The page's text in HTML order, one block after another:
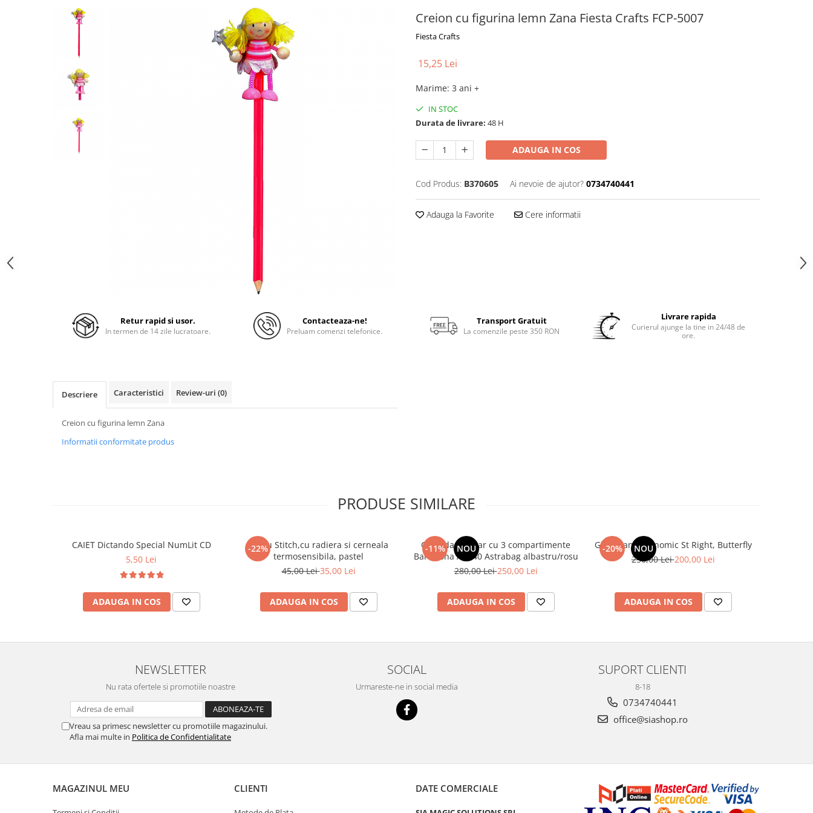
Creion cu figurina lemn Zana Fiesta Crafts FCP-5007
Fiesta Crafts
15,25 Lei
Marime: 3 ani +
IN STOC
Durata de livrare: 48 H
ADAUGA IN COS
Cod Produs: B370605 Ai nevoie de ajutor? 0734740441
Adauga la Favorite Cere informatii
Retur rapid si usor.
In termen de 14 zile lucratoare.
Contacteaza-ne!
Preluam comenzi telefonice.
Transport Gratuit
La comenzile peste 350 RON
Livrare rapida
Curierul ajunge la tine in 24/48 de
ore.
Descriere Caracteristici Review-uri (0)
Creion cu figurina lemn Zana
Informatii conformitate produs
PRODUSE SIMILARE
CAIET Dictando Special NumLit CD
5,50 Lei
ADAUGA IN COS
-22%
Stilou Stitch,cu radiera si cerneala
termosensibila, pastel
45,00 Lei35,00 Lei
ADAUGA IN COS
-11% NOU
Ghiozdan școlar cu 3 compartimente
Barcelona AB340 Astrabag albastru/rosu
280,00 Lei250,00 Lei
ADAUGA IN COS
-20% NOU
Ghiozdan ergonomic St Right, Butterfly
250,00 Lei200,00 Lei
ADAUGA IN COS
NEWSLETTER
Nu rata ofertele si promotiile noastre
Vreau sa primesc newsletter cu promotiile magazinului.
Afla mai multe in Politica de Confidentialitate
SOCIAL
Urmareste-ne in social media
SUPORT CLIENTI
8-18
0734740441
office@siashop.ro
MAGAZINUL MEU CLIENTI DATE COMERCIALE